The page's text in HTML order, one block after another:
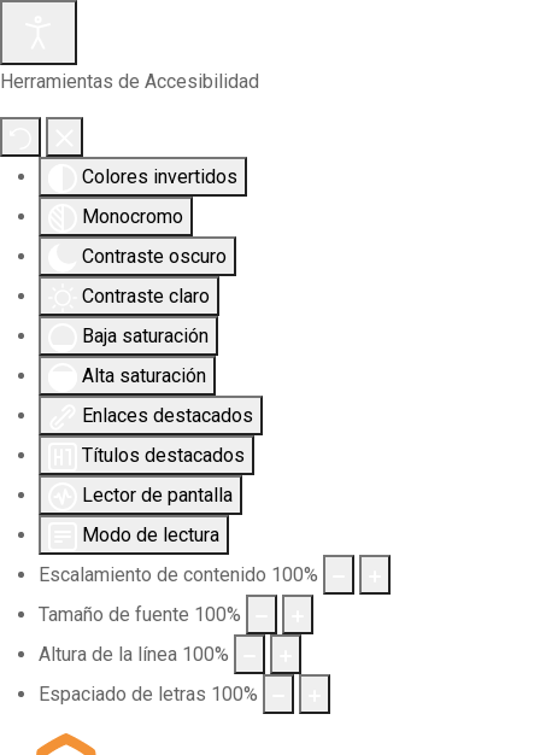
Herramientas de Accesibilidad
Colores invertidos
Monocromo
Contraste oscuro
Contraste claro
Baja saturación
Alta saturación
Enlaces destacados
Títulos destacados
Lector de pantalla
Modo de lectura
Escalamiento de contenido 100%
Tamaño de fuente 100%
Altura de la línea 100%
Espaciado de letras 100%